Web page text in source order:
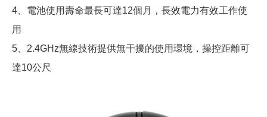
4、電池使用壽命最長可達12個月，長效電力有效工作使
用
5、2.4GHz無線技術提供無干擾的使用環境，操控距離可
達10公尺